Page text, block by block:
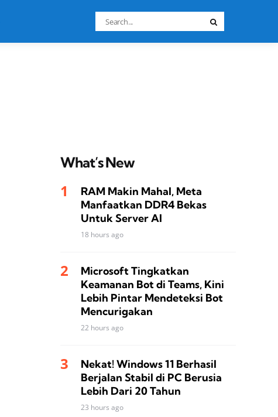
Search
for:
What’s New
RAM Makin Mahal, Meta
Manfaatkan DDR4 Bekas
Untuk Server AI
18 hours ago
Microsoft Tingkatkan
Keamanan Bot di Teams, Kini
Lebih Pintar Mendeteksi Bot
Mencurigakan
22 hours ago
Nekat! Windows 11 Berhasil
Berjalan Stabil di PC Berusia
Lebih Dari 20 Tahun
23 hours ago